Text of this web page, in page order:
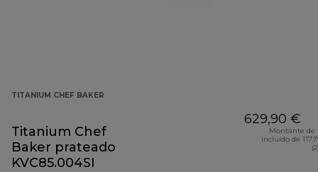
TITANIUM CHEF BAKER
Titanium Chef
Baker prateado
KVC85.004SI
629,90 €
Montante de
incluído de